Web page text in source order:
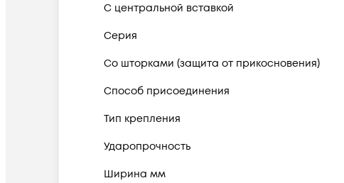
С центральной вставкой
Серия
Со шторками (защита от прикосновения)
Способ присоединения
Тип крепления
Ударопрочность
Ширина мм